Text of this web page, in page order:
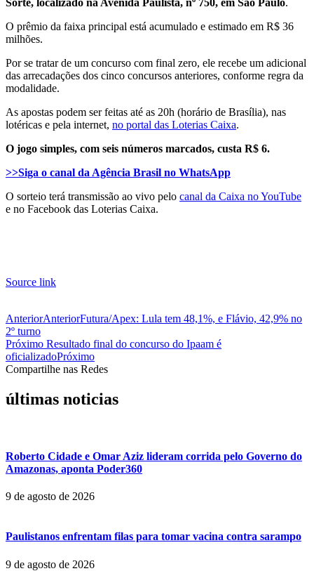
O prêmio da faixa principal está acumulado e estimado em R$ 36
milhões.
Por se tratar de um concurso com final zero, ele recebe um adicional
das arrecadações dos cinco concursos anteriores, conforme regra da
modalidade.
As apostas podem ser feitas até as 20h (horário de Brasília), nas
lotéricas e pela internet, no portal das Loterias Caixa.
O jogo simples, com seis números marcados, custa R$ 6.
>>Siga o canal da Agência Brasil no WhatsApp
O sorteio terá transmissão ao vivo pelo canal da Caixa no YouTube
e no Facebook das Loterias Caixa.
Source link
AnteriorAnteriorFutura/Apex: Lula tem 48,1%, e Flávio, 42,9% no
2º turno
Próximo Resultado final do concurso do Ipaam é
oficializadoPróximo
Compartilhe nas Redes
últimas noticias
Roberto Cidade e Omar Aziz lideram corrida pelo Governo do
Amazonas, aponta Poder360
9 de agosto de 2026
Paulistanos enfrentam filas para tomar vacina contra sarampo
9 de agosto de 2026